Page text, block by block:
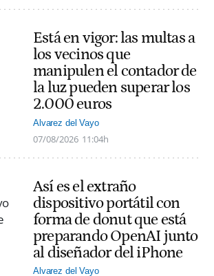
Está en vigor: las multas a
los vecinos que
manipulen el contador de
la luz pueden superar los
2.000 euros
Alvarez del Vayo
07/08/2026 11:04h
Así es el extraño
dispositivo portátil con
forma de donut que está
preparando OpenAI junto
al diseñador del iPhone
Alvarez del Vayo